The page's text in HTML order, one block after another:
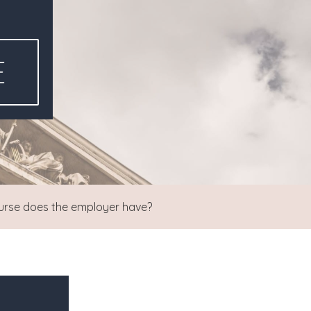
does the employer have?